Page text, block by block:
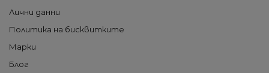
Лични данни
Политика на бисквитките
Марки
Блог